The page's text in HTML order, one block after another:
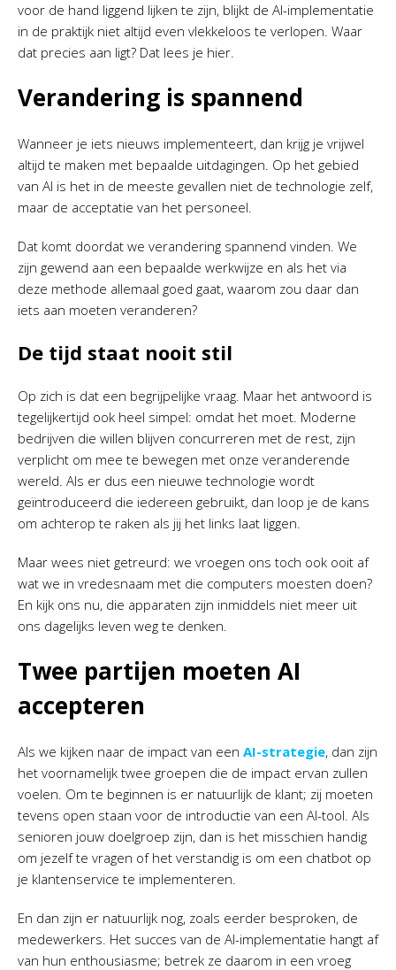
voor de hand liggend lijken te zijn, blijkt de AI-implementatie
in de praktijk niet altijd even vlekkeloos te verlopen. Waar
dat precies aan ligt? Dat lees je hier.
Verandering is spannend
Wanneer je iets nieuws implementeert, dan krijg je vrijwel
altijd te maken met bepaalde uitdagingen. Op het gebied
van AI is het in de meeste gevallen niet de technologie zelf,
maar de acceptatie van het personeel.
Dat komt doordat we verandering spannend vinden. We
zijn gewend aan een bepaalde werkwijze en als het via
deze methode allemaal goed gaat, waarom zou daar dan
iets aan moeten veranderen?
De tijd staat nooit stil
Op zich is dat een begrijpelijke vraag. Maar het antwoord is
tegelijkertijd ook heel simpel: omdat het moet. Moderne
bedrijven die willen blijven concurreren met de rest, zijn
verplicht om mee te bewegen met onze veranderende
wereld. Als er dus een nieuwe technologie wordt
geïntroduceerd die iedereen gebruikt, dan loop je de kans
om achterop te raken als jij het links laat liggen.
Maar wees niet getreurd: we vroegen ons toch ook ooit af
wat we in vredesnaam met die computers moesten doen?
En kijk ons nu, die apparaten zijn inmiddels niet meer uit
ons dagelijks leven weg te denken.
Twee partijen moeten AI
accepteren
Als we kijken naar de impact van een AI-strategie, dan zijn
het voornamelijk twee groepen die de impact ervan zullen
voelen. Om te beginnen is er natuurlijk de klant; zij moeten
tevens open staan voor de introductie van een AI-tool. Als
senioren jouw doelgroep zijn, dan is het misschien handig
om jezelf te vragen of het verstandig is om een chatbot op
je klantenservice te implementeren.
En dan zijn er natuurlijk nog, zoals eerder besproken, de
medewerkers. Het succes van de AI-implementatie hangt af
van hun enthousiasme; betrek ze daarom in een vroeg